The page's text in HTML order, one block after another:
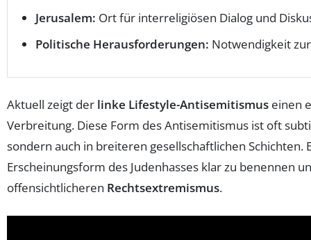
Jerusalem: Ort für interreligiösen Dialog und
Politische Herausforderungen: Notwendigkeit
Aktuell zeigt der linke Lifestyle-Antisemitismus einen
Verbreitung. Diese Form des Antisemitismus ist oft
sondern auch in breiteren gesellschaftlichen Schichten.
Erscheinungsform des Judenhasses klar zu benennen
offensichtlicheren Rechtsextremismus.